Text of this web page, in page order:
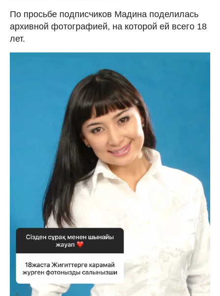
По просьбе подписчиков Мадина поделилась
архивной фотографией, на которой ей всего 18
лет.